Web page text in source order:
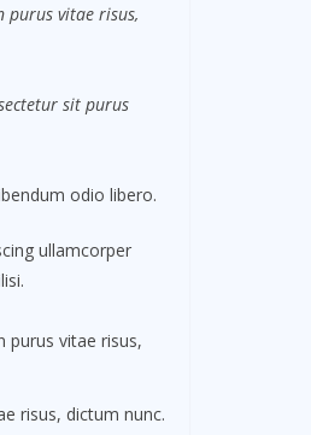
purus vitae risus,
sit purus
odio libero.
ullamcorper
purus vitae risus,
risus, dictum nunc.